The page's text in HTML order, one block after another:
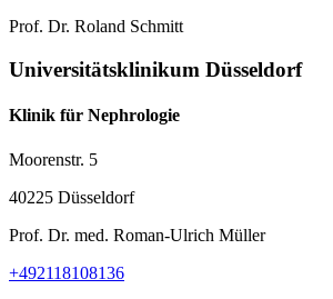
Prof. Dr. Roland Schmitt
Universitätsklinikum Düsseldorf
Klinik für Nephrologie
Moorenstr. 5
40225 Düsseldorf
Prof. Dr. med. Roman-Ulrich Müller
+492118108136